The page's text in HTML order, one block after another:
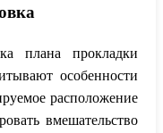
плана прокладки
особенности
расположение
вмешательство